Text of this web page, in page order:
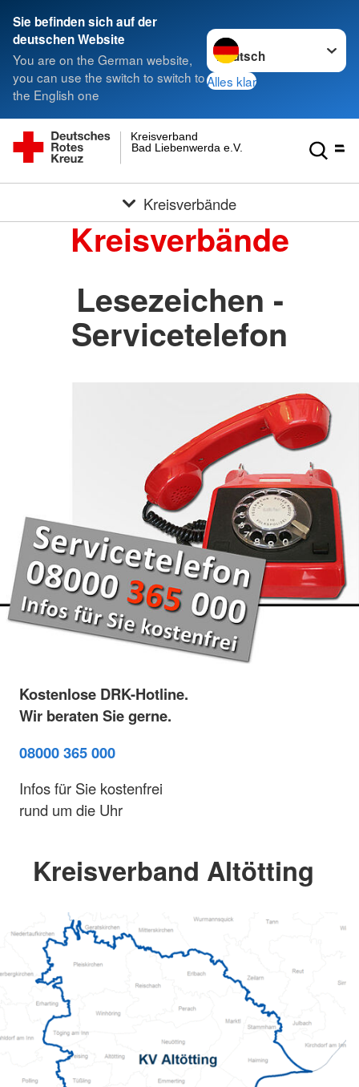
Sie befinden sich auf der
deutschen Website
You are on the German website,
you can use the switch to switch to
the English one
Sprache wechseln zu
Alles klar
Bad Liebenwerda e.V.
Kreisverband
Kreisverbände
Kreisverbände
Lesezeichen -
Servicetelefon
Kostenlose DRK-Hotline.
Wir beraten Sie gerne.
08000 365 000
Infos für Sie kostenfrei
rund um die Uhr
Kreisverband Altötting